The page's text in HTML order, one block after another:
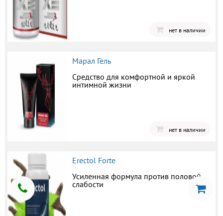
нет в наличии
Марал Гель
Средство для комфортной и яркой
интимной жизни
нет в наличии
Erectol Forte
Усиленная формула против половой
слабости